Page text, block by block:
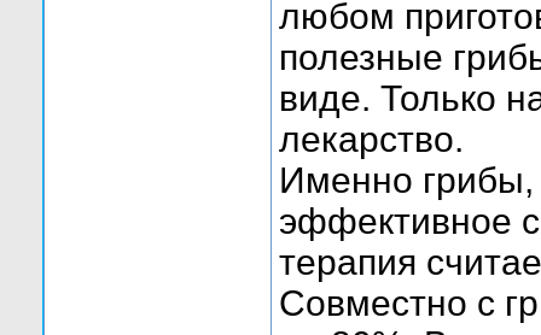
любом
полезные
виде. Только
лекарство.
Именно грибы,
эффективное
терапия
Совместно с